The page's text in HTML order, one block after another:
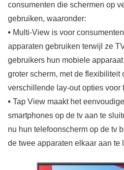
consumenten die schermen op
gebruiken, waaronder:
• Multi-View is voor
apparaten gebruiken terwijl ze
gebruikers hun mobiele
groter scherm, met de flexibiliteit
verschillende lay-out opties voor
• Tap View maakt het
smartphones op de tv aan te
nu hun telefoonscherm op de tv
de twee apparaten elkaar aan te